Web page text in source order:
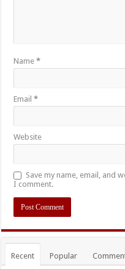
Name*
Email*
Website
Save my name, email, and
I comment.
Recent Popular